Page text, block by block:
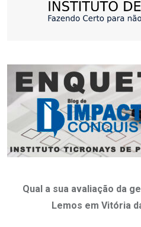
Qual a sua avaliação da
Lemos em Vitória